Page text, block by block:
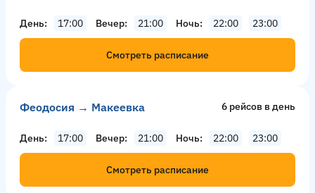
День 17:00 Вечер 21:00 Ночь 22:00 23:00
Смотреть расписание
Феодосия → Макеевка 6 рейсов в день
День 17:00 Вечер 21:00 Ночь 22:00 23:00
Смотреть расписание